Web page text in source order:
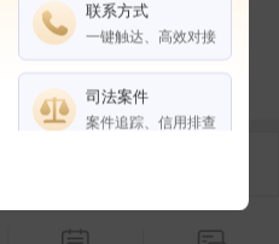
2
联系方式
一键触达、高效对接
司法案件
案件追踪、信用排查
VIP会员 SVIP会员